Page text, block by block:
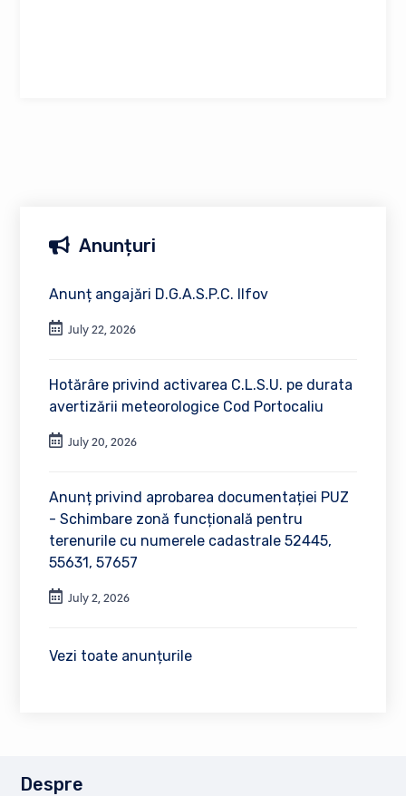
Anunțuri
Anunț angajări D.G.A.S.P.C. Ilfov
July 22, 2026
Hotărâre privind activarea C.L.S.U. pe durata
avertizării meteorologice Cod Portocaliu
July 20, 2026
Anunț privind aprobarea documentației PUZ
- Schimbare zonă funcțională pentru
terenurile cu numerele cadastrale 52445,
55631, 57657
July 2, 2026
Vezi toate anunțurile
Despre